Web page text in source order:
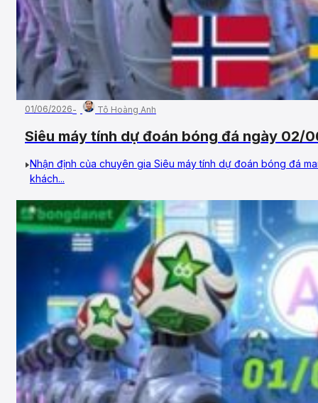
01/06/2026 Tô Hoàng Anh
Siêu máy tính dự đoán bóng đá ngày 02/
Nhận định của chuyên gia Siêu máy tính dự đoán bóng đá
khách...